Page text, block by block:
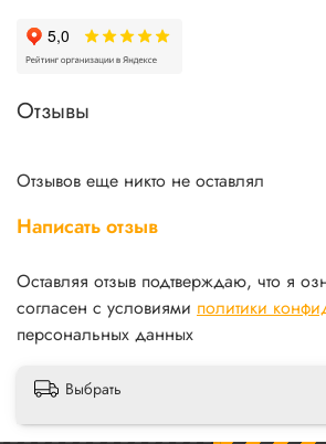
Отзывы
Отзывов еще никто не оставлял
Написать отзыв
Оставляя отзыв подтверждаю, что я
согласен с условиями политики
персональных данных
Выбрать